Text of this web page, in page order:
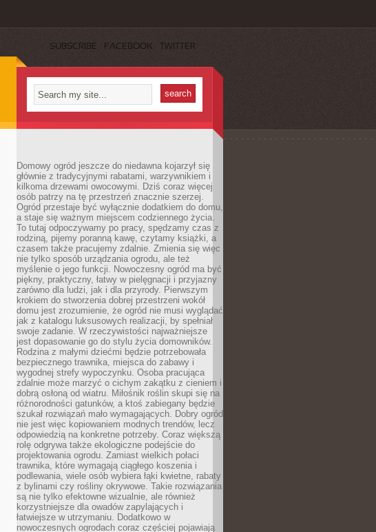
SUBSCRIBE FACEBOOK TWITTER
Domowy ogród jeszcze do niedawna kojarzył się
głównie z tradycyjnymi rabatami, warzywnikiem i
kilkoma drzewami owocowymi. Dziś coraz więcej
osób patrzy na tę przestrzeń znacznie szerzej.
Ogród przestaje być wyłącznie dodatkiem do domu,
a staje się ważnym miejscem codziennego życia.
To tutaj odpoczywamy po pracy, spędzamy czas z
rodziną, pijemy poranną kawę, czytamy książki, a
czasem także pracujemy zdalnie. Zmienia się więc
nie tylko sposób urządzania ogrodu, ale też
myślenie o jego funkcji. Nowoczesny ogród ma być
piękny, praktyczny, łatwy w pielęgnacji i przyjazny
zarówno dla ludzi, jak i dla przyrody. Pierwszym
krokiem do stworzenia dobrej przestrzeni wokół
domu jest zrozumienie, że ogród nie musi wyglądać
jak z katalogu luksusowych realizacji, by spełniał
swoje zadanie. W rzeczywistości najważniejsze
jest dopasowanie go do stylu życia domowników.
Rodzina z małymi dziećmi będzie potrzebowała
bezpiecznego trawnika, miejsca do zabawy i
wygodnej strefy wypoczynku. Osoba pracująca
zdalnie może marzyć o cichym zakątku z cieniem i
dobrą osłoną od wiatru. Miłośnik roślin skupi się na
różnorodności gatunków, a ktoś zabiegany będzie
szukał rozwiązań mało wymagających. Dobry ogród
nie jest więc kopiowaniem modnych trendów, lecz
odpowiedzią na konkretne potrzeby. Coraz większą
rolę odgrywa także ekologiczne podejście do
projektowania ogrodu. Zamiast wielkich połaci
trawnika, które wymagają ciągłego koszenia i
podlewania, wiele osób wybiera łąki kwietne, rabaty
z bylinami czy rośliny okrywowe. Takie rozwiązania
są nie tylko efektowne wizualnie, ale również
korzystniejsze dla owadów zapylających i
łatwiejsze w utrzymaniu. Dodatkowo w
nowoczesnych ogrodach coraz częściej pojawiają